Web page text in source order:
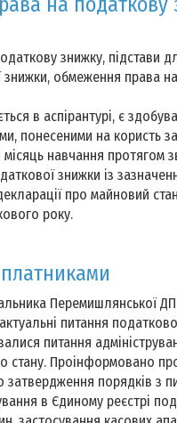
знижку, підстави
обмеження права на
в аспірантурі, є
понесеними на користь
навчання протягом
знижки із
про майновий
року.
платниками
Перемишлянської
питання
питання
стану. Проінформовано
затвердження порядків з
в Єдиному реєстрі